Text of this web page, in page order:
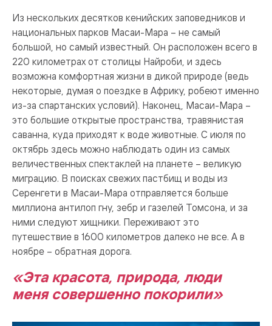
Из нескольких десятков кенийских заповедников и
национальных парков Масаи-Мара – не самый
большой, но самый известный. Он расположен всего в
220 километрах от столицы Найроби, и здесь
возможна комфортная жизни в дикой природе (ведь
некоторые, думая о поездке в Африку, робеют именно
из-за спартанских условий). Наконец, Масаи-Мара –
это большие открытые пространства, травянистая
саванна, куда приходят к воде животные. С июля по
октябрь здесь можно наблюдать один из самых
величественных спектаклей на планете – великую
миграцию. В поисках свежих пастбищ и воды из
Серенгети в Масаи-Мара отправляется больше
миллиона антилоп гну, зебр и газелей Томсона, и за
ними следуют хищники. Переживают это
путешествие в 1600 километров далеко не все. А в
ноябре – обратная дорога.
«Эта красота, природа, люди
меня совершенно покорили»